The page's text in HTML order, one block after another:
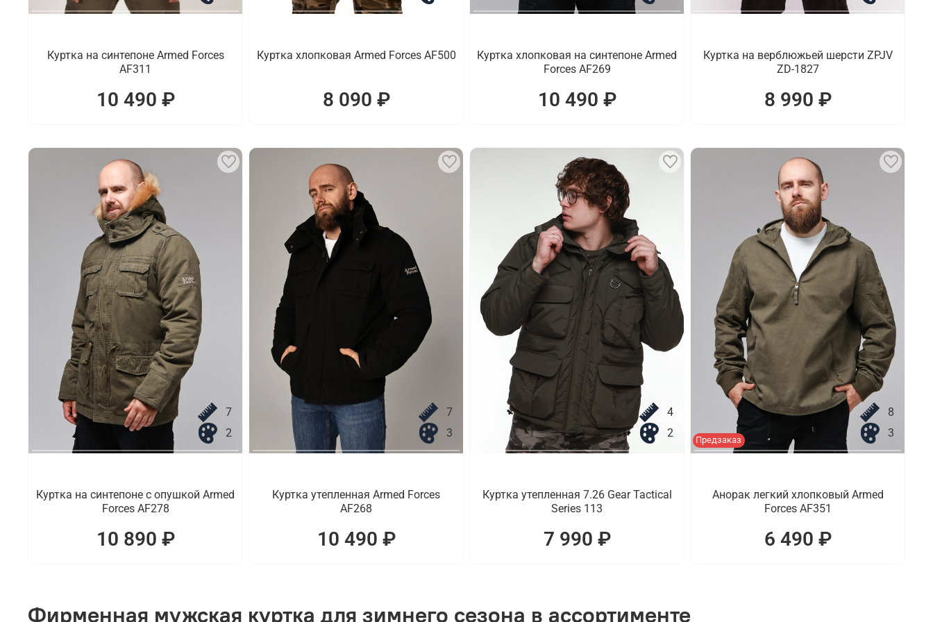
Куртка на синтепоне Armed Forces
AF311
10 490 ₽
Куртка хлопковая Armed Forces AF500
8 090 ₽
Куртка хлопковая на синтепоне Armed
Forces AF269
10 490 ₽
Куртка на верблюжьей шерсти ZPJV
ZD-1827
8 990 ₽
7
2
Куртка на синтепоне с опушкой Armed
Forces AF278
10 890 ₽
7
3
Куртка утепленная Armed Forces
AF268
10 490 ₽
4
2
Куртка утепленная 7.26 Gear Tactical
Series 113
7 990 ₽
Предзаказ
8
3
Анорак легкий хлопковый Armed
Forces AF351
6 490 ₽
Фирменная мужская куртка для зимнего сезона в ассортименте